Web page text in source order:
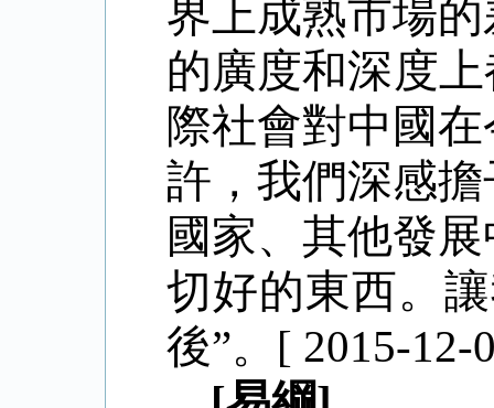
界上成熟市場
的廣度和深度
際社會對中國
許，我們深感
國家、其他發
切好的東西。
後”。[ 2015-12-